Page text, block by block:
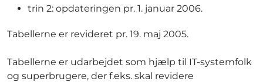
trin 2: opdateringen pr. 1. januar 2006.
Tabellerne er revideret pr. 19. maj 2005.
Tabellerne er udarbejdet som hjælp til IT-systemfolk
og superbrugere, der f.eks. skal revidere